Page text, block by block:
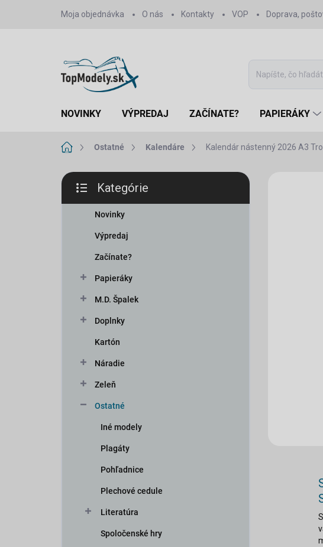
Moja objednávka O nás Kontakty VOP Doprava,
NOVINKY VÝPREDAJ ZAČÍNATE? PAPIERÁKY
DomovOstatné Kalendáre Kalendár nástenný 2026 A3
B
č
kategórie
Kategórie
Novinky
Výpredaj
Začínate?
Papieráky
M.D. Špalek
Doplnky
Kartón
Náradie
Zeleň
Ostatné
Iné modely
Plagáty
Pohľadnice
Plechové cedule
Literatúra
Spoločenské hry